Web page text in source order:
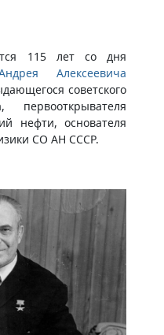
115 лет со дня
Алексеевича
советского
первооткрывателя
нефти, основателя
СО АН СССР.